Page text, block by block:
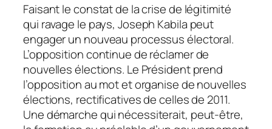
Faisant le constat de la crise de légitimité
qui ravage le pays, Joseph Kabila peut
engager un nouveau processus électoral.
L’opposition continue de réclamer de
nouvelles élections. Le Président prend
l’opposition au mot et organise de nouvelles
élections, rectificatives de celles de 2011.
Une démarche qui nécessiterait, peut-être,